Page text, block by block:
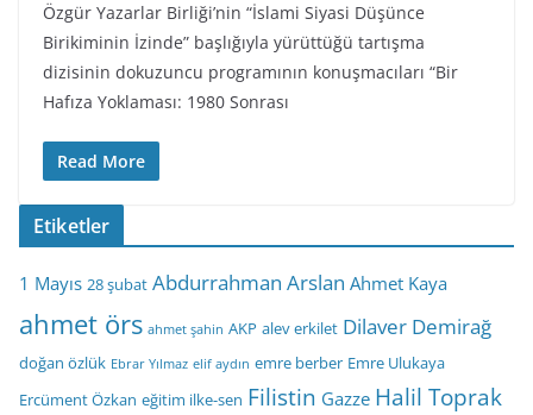
Özgür Yazarlar Birliği’nin “İslami Siyasi Düşünce
Birikiminin İzinde” başlığıyla yürüttüğü tartışma
dizisinin dokuzuncu programının konuşmacıları “Bir
Hafıza Yoklaması: 1980 Sonrası
Read More
Etiketler
1 Mayıs 28 şubat Abdurrahman Arslan Ahmet Kaya
ahmet örs ahmet şahin AKP alev erkilet Dilaver Demirağ
doğan özlük Ebrar Yılmaz elif aydın emre berber Emre Ulukaya
Ercüment Özkan eğitim ilke-sen Filistin Gazze Halil Toprak